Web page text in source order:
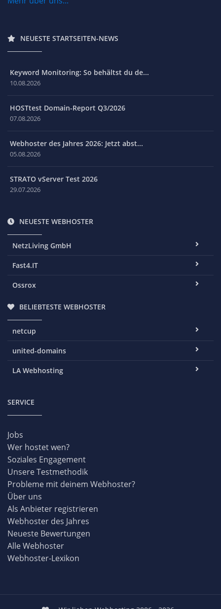
NEUESTE STARTSEITEN-NEWS
Keyword Monitoring: So behältst du de...
10.08.2026
HOSTtest Domain-Report Q3/2026
07.08.2026
Webhoster des Jahres 2026: Jetzt abst...
05.08.2026
STRATO vServer Test 2026
29.07.2026
NEUESTE WEBHOSTER
NetzLiving GmbH
Fast4.IT
Ossrox
BELIEBTESTE WEBHOSTER
netcup
united-domains
LA Webhosting
SERVICE
Jobs
Wer hostet wen?
Soziales Engagement
Unsere Testmethodik
Probleme mit deinem Webhoster?
Über uns
Als Anbieter registrieren
Webhoster des Jahres
Neueste Bewertungen
Alle Webhoster
Webhoster-Lexikon